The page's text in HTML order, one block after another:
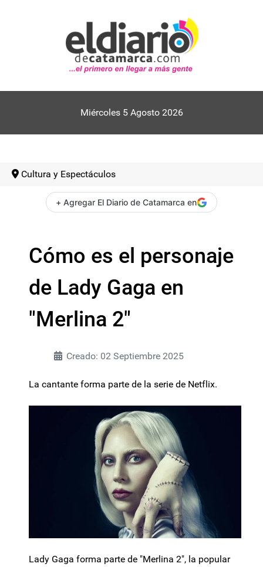
Miércoles 5 Agosto 2026
Cultura y Espectáculos
+ Agregar El Diario de Catamarca en
Cómo es el personaje
de Lady Gaga en
"Merlina 2"
Creado: 02 Septiembre 2025
La cantante forma parte de la serie de Netflix.
Lady Gaga forma parte de "Merlina 2", la popular